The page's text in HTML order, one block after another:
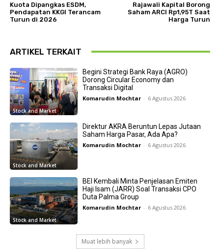
Kuota Dipangkas ESDM,
Pendapatan KKGI Terancam
Turun di 2026
Rajawali Kapital Borong
Saham ARCI Rp1,95T Saat
Harga Turun
ARTIKEL TERKAIT
Stock and Market
Begini Strategi Bank Raya (AGRO)
Dorong Circular Economy dan
Transaksi Digital
Komarudin Mochtar - 6 Agustus 2026
Stock and Market
Direktur AKRA Beruntun Lepas Jutaan
Saham Harga Pasar, Ada Apa?
Komarudin Mochtar - 6 Agustus 2026
Stock and Market
BEI Kembali Minta Penjelasan Emiten
Haji Isam (JARR) Soal Transaksi CPO
Duta Palma Group
Komarudin Mochtar - 6 Agustus 2026
Muat lebih banyak